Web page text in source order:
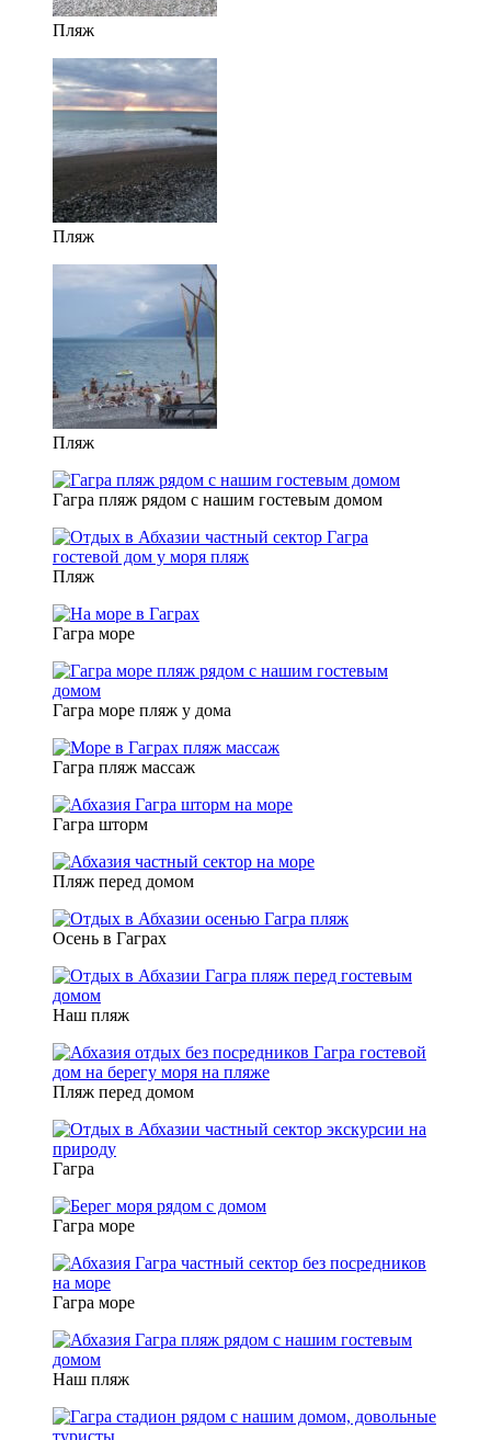
Пляж
Пляж
Пляж
Гагра пляж рядом с нашим гостевым домом
Пляж
Гагра море
Гагра море пляж у дома
Гагра пляж массаж
Гагра шторм
Пляж перед домом
Осень в Гаграх
Наш пляж
Пляж перед домом
Гагра
Гагра море
Гагра море
Наш пляж